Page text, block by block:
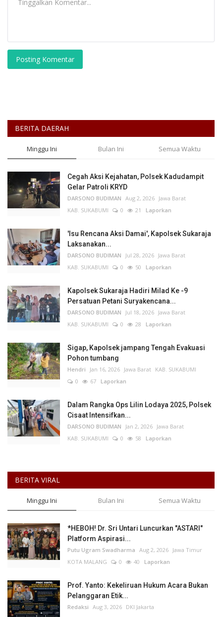
Posting Komentar
BERITA DAERAH
Minggu Ini Bulan Ini Semua Waktu
Cegah Aksi Kejahatan, Polsek Kadudampit
Gelar Patroli KRYD
DARSONO BUDIMAN Aug 2, 2026 Jawa Barat
KAB. SUKABUMI
0 21 Laporkan
'Isu Rencana Aksi Damai', Kapolsek Sukaraja
Laksanakan...
DARSONO BUDIMAN Jul 28, 2026 Jawa Barat
KAB. SUKABUMI
0 50 Laporkan
Kapolsek Sukaraja Hadiri Milad Ke -9
Persatuan Petani Suryakencana...
DARSONO BUDIMAN Jul 18, 2026 Jawa Barat
KAB. SUKABUMI
0 28 Laporkan
Sigap, Kapolsek jampang Tengah Evakuasi
Pohon tumbang
Hendri Jan 16, 2026 Jawa Barat KAB. SUKABUMI
0
67 Laporkan
Dalam Rangka Ops Lilin Lodaya 2025, Polsek
Cisaat Intensifkan...
DARSONO BUDIMAN Jan 2, 2026 Jawa Barat
KAB. SUKABUMI
0 58 Laporkan
BERITA VIRAL
Minggu Ini Bulan Ini Semua Waktu
*HEBOH! Dr. Sri Untari Luncurkan "ASTARI"
Platform Aspirasi...
Putu Ugram Swadharma Aug 2, 2026 Jawa Timur
KOTA MALANG
0 40 Laporkan
Prof. Yanto: Kekeliruan Hukum Acara Bukan
Pelanggaran Etik...
Redaksi Aug 3, 2026 DKI Jakarta